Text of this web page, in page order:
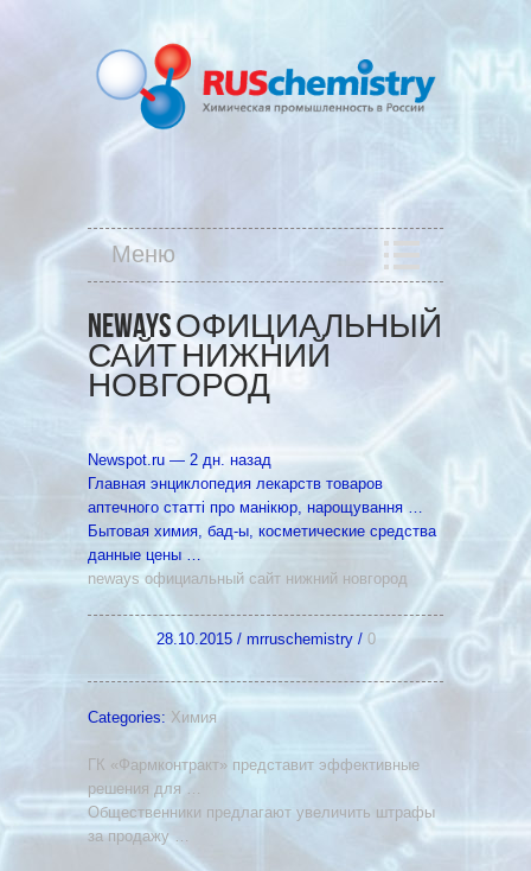
Меню
NEWAYS ОФИЦИАЛЬНЫЙ
САЙТ НИЖНИЙ
НОВГОРОД
Newspot.ru‎ — 2 дн. назад
Главная энциклопедия лекарств товаров
аптечного статті про манікюр, нарощування …
Бытовая химия, бад-ы, косметические средства
данные цены …
neways официальный сайт нижний новгород
28.10.2015/ mrruschemistry/ 0
Categories: Химия
ГК «Фармконтракт» представит эффективные
решения для …
Общественники предлагают увеличить штрафы
за продажу …